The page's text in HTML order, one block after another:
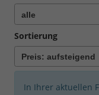
Sortierung
In Ihrer aktuellen